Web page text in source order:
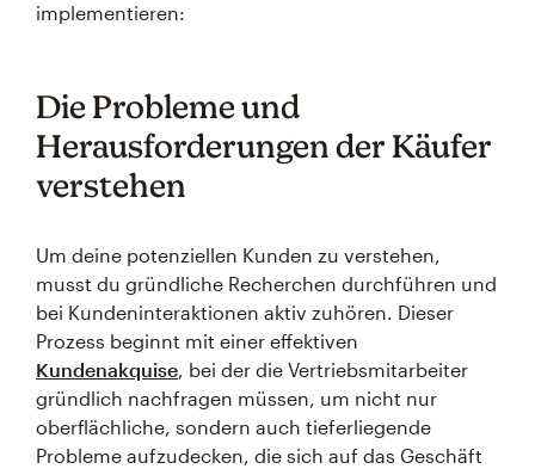
implementieren:
Die Probleme und
Herausforderungen der Käufer
verstehen
Um deine potenziellen Kunden zu verstehen,
musst du gründliche Recherchen durchführen und
bei Kundeninteraktionen aktiv zuhören. Dieser
Prozess beginnt mit einer effektiven
Kundenakquise, bei der die Vertriebsmitarbeiter
gründlich nachfragen müssen, um nicht nur
oberflächliche, sondern auch tieferliegende
Probleme aufzudecken, die sich auf das Geschäft